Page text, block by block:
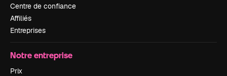
Centre de confiance
Affiliés
Entreprises
Notre entreprise
Prix